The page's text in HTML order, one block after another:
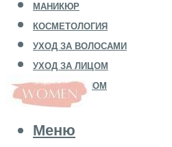
МАНИКЮР
КОСМЕТОЛОГИЯ
УХОД ЗА ВОЛОСАМИ
УХОД ЗА ЛИЦОМ
УХОД ЗА ТЕЛОМ
Меню